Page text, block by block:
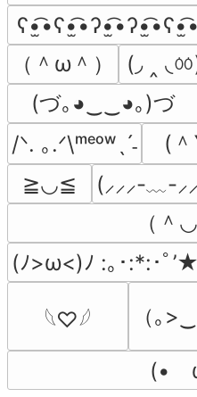
（＾ω＾）
(◞ ‸ ◟
(づ｡◕‿‿◕｡)づ
/ᐠ. ｡.ᐟ\ᵐᵉᵒʷˎˊ˗
(
≧◡≦
(⸝⸝⸝-﹏-
（
(ﾉ>ω<)ﾉ :｡･:*:･ﾟ
𓆩♡𓆪 （｡
(•